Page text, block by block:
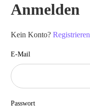
Anmelden
Kein Konto?Registrieren
E-Mail
Passwort